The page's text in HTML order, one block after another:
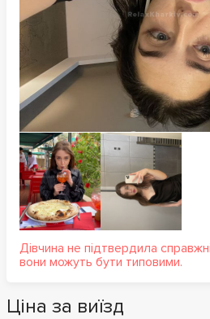
Дівчина не підтвердила
вони можуть бути типовими.
Ціна за виїзд